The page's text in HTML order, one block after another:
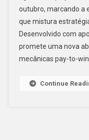
outubro, marcando a
que mistura
Desenvolvido com
promete uma nova
mecânicas pay-to-
Continue